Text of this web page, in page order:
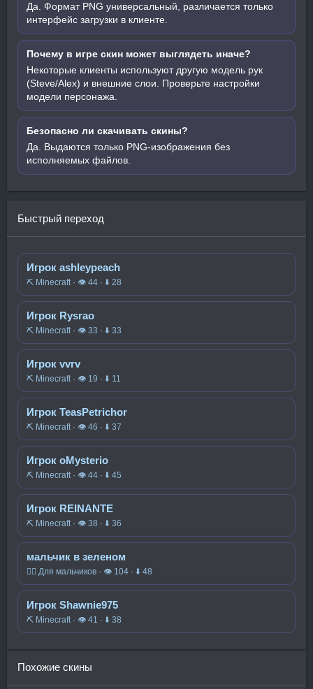
Да. Формат PNG универсальный, различается только
интерфейс загрузки в клиенте.
Почему в игре скин может выглядеть иначе?
Некоторые клиенты используют другую модель рук
(Steve/Alex) и внешние слои. Проверьте настройки
модели персонажа.
Безопасно ли скачивать скины?
Да. Выдаются только PNG-изображения без
исполняемых файлов.
Быстрый переход
Игрок ashleypeach
⛏️ Minecraft · 👁 44 · ⬇ 28
Игрок Rysrao
⛏️ Minecraft · 👁 33 · ⬇ 33
Игрок vvrv
⛏️ Minecraft · 👁 19 · ⬇ 11
Игрок TeasPetrichor
⛏️ Minecraft · 👁 46 · ⬇ 37
Игрок oMysterio
⛏️ Minecraft · 👁 44 · ⬇ 45
Игрок REINANTE
⛏️ Minecraft · 👁 38 · ⬇ 36
мальчик в зеленом
🧍‍♂️ Для мальчиков · 👁 104 · ⬇ 48
Игрок Shawnie975
⛏️ Minecraft · 👁 41 · ⬇ 38
Похожие скины